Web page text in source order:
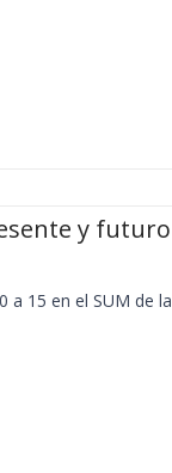
y futuro
a 15 en el SUM de